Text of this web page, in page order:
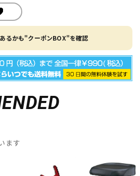
るかも"クーポンBOX"を確認
ます